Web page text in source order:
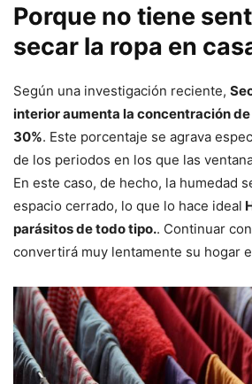
Porque no tiene
secar la ropa en
Según una investigación reciente,
interior aumenta la concentración
30%. Este porcentaje se agrava
de los periodos en los que las
En este caso, de hecho, la humedad
espacio cerrado, lo que lo hace ideal
parásitos de todo tipo.. Continuar
convertirá muy lentamente su hogar